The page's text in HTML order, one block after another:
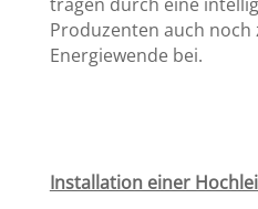
Produzenten auch
Energiewende bei.
Installation einer